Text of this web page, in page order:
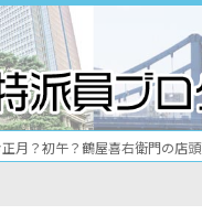
正月？初午？鶴屋喜右衛門の店頭